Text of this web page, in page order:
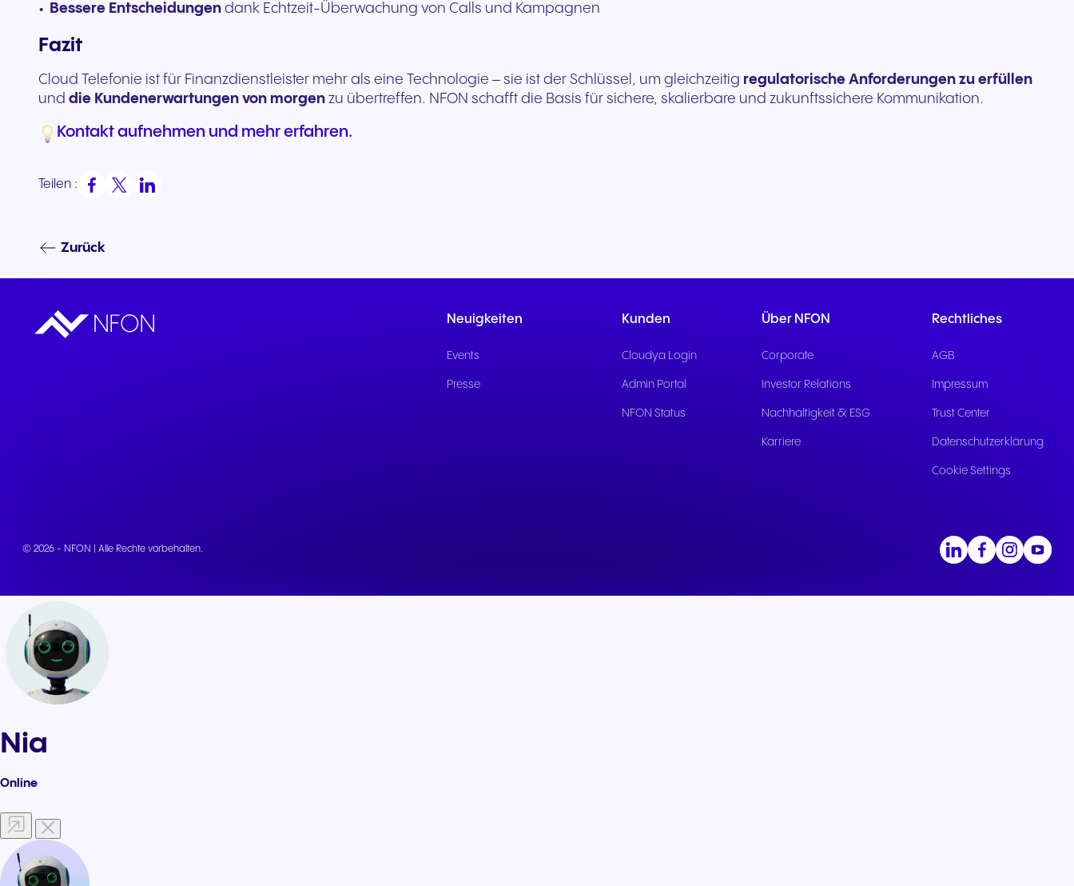
Bessere Entscheidungen dank Echtzeit-Überwachung von Calls und Kampagnen
Fazit
Cloud Telefonie ist für Finanzdienstleister mehr als eine Technologie – sie ist der Schlüssel, um gleichzeitig regulatorische Anforderungen zu erfüllen
und die Kundenerwartungen von morgen zu übertreffen. NFON schafft die Basis für sichere, skalierbare und zukunftssichere Kommunikation.
Kontakt aufnehmen und mehr erfahren.
Teilen :
Zurück
Neuigkeiten
Events
Presse
Kunden
Cloudya Login
Admin Portal
NFON Status
Über NFON
Corporate
Investor Relations
Nachhaltigkeit & ESG
Karriere
Rechtliches
AGB
Impressum
Trust Center
Datenschutzerklärung
Cookie Settings
© 2026 - NFON | Alle Rechte vorbehalten.